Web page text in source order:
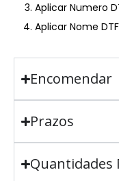
Aplicar Numero
Aplicar Nome
Encomendar
Prazos
Quantidades